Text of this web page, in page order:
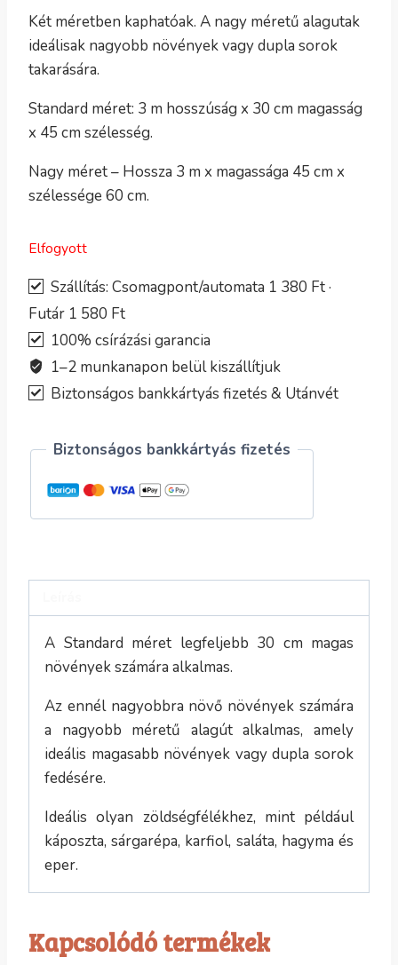
Két méretben kaphatóak. A nagy méretű alagutak
ideálisak nagyobb növények vagy dupla sorok
takarására.
Standard méret: 3 m hosszúság x 30 cm magasság
x 45 cm szélesség.
Nagy méret – Hossza 3 m x magassága 45 cm x
szélessége 60 cm.
Elfogyott
Szállítás: Csomagpont/automata 1 380 Ft ·
Futár 1 580 Ft
100% csírázási garancia
1–2 munkanapon belül kiszállítjuk
Biztonságos bankkártyás fizetés & Utánvét
Biztonságos bankkártyás fizetés
A Standard méret legfeljebb 30 cm magas
növények számára alkalmas.
Az ennél nagyobbra növő növények számára
a nagyobb méretű alagút alkalmas, amely
ideális magasabb növények vagy dupla sorok
fedésére.
Ideális olyan zöldségfélékhez, mint például
káposzta, sárgarépa, karfiol, saláta, hagyma és
eper.
Kapcsolódó termékek